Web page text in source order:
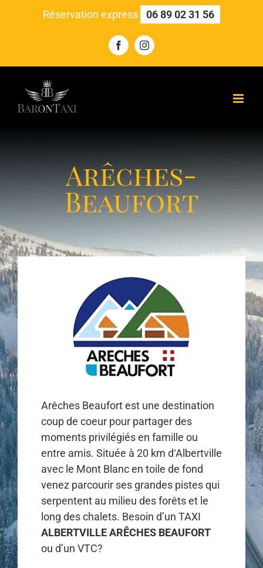
Réservation express 06 89 02 31 56
FacebookInstagram
Arêches-
Beaufort
Arêches Beaufort est une destination
coup de coeur pour partager des
moments privilégiés en famille ou
entre amis. Située à 20 km d‘Albertville
avec le Mont Blanc en toile de fond
venez parcourir ses grandes pistes qui
serpentent au milieu des forêts et le
long des chalets. Besoin d’un TAXI
ALBERTVILLE ARÊCHES BEAUFORT
ou d’un VTC?